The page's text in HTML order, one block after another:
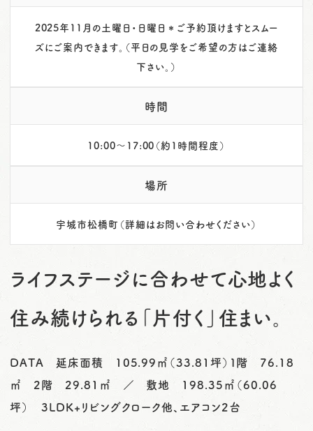
2025年11月の土曜日・日曜日＊ご予約頂けますとスムー
ズにご案内できます。（平日の見学をご希望の方はご連絡
下さい。）
時間
10:00～17:00（約1時間程度）
場所
宇城市松橋町（詳細はお問い合わせください）
ライフステージに合わせて心地よく
住み続けられる「片付く」住まい。
DATA 延床面積 105.99㎡（33.81坪）１階 76.18
㎡ 2階 29.81㎡ ／ 敷地 198.35㎡（60.06
坪） 3LDK+リビングクローク他、エアコン2台